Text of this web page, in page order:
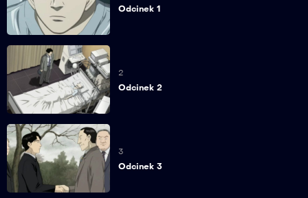
Odcinek 1
2
Odcinek 2
3
Odcinek 3